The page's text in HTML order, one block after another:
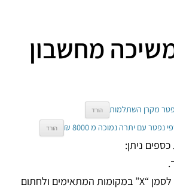
מחשבון
מקרן השתלמות הורד
עם יתרה נמוכה מ 8000 ₪ הורד
ניתן:
למלא את המסמך , לסמן “X” במקומות המתאימים ולחתום